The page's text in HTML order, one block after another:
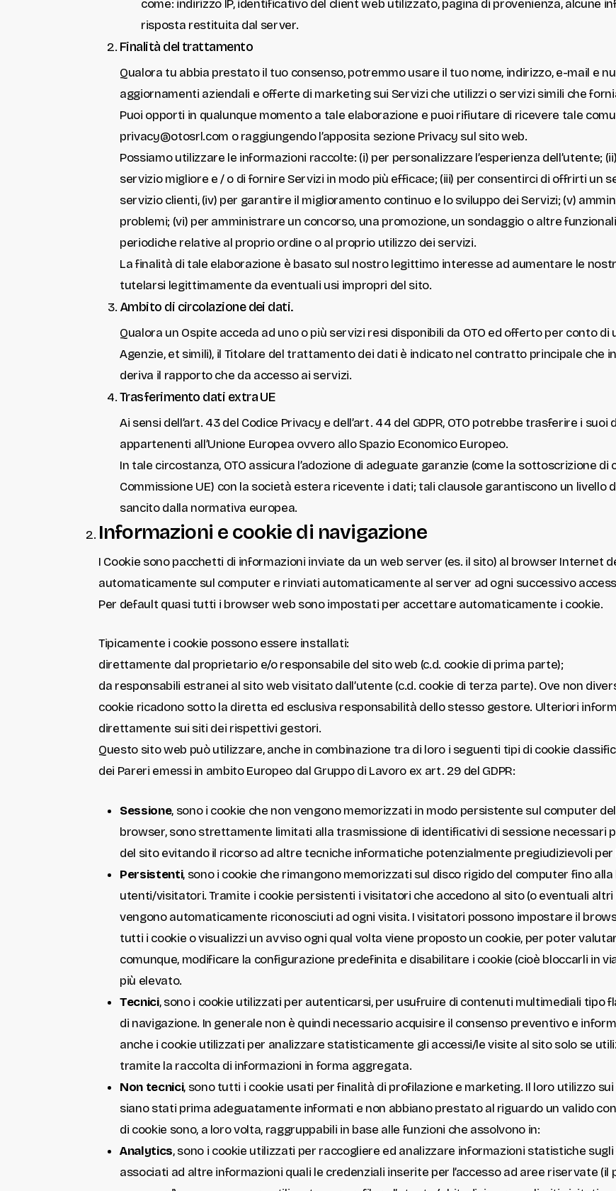
come: indirizzo IP, identificativo del client web utilizzato, pagina di provenienza, alcune
risposta restituita dal server.
Finalità del trattamento
Qualora tu abbia prestato il tuo consenso, potremmo usare il tuo nome, indirizzo, e-mail e
aggiornamenti aziendali e offerte di marketing sui Servizi che utilizzi o servizi simili che
Puoi opporti in qualunque momento a tale elaborazione e puoi rifiutare di ricevere tale
privacy@otosrl.com o raggiungendo l’apposita sezione Privacy sul sito web.
Possiamo utilizzare le informazioni raccolte: (i) per personalizzare l’esperienza dell’utente;
servizio migliore e / o di fornire Servizi in modo più efficace; (iii) per consentirci di offrirti un
servizio clienti, (iv) per garantire il miglioramento continuo e lo sviluppo dei Servizi; (v)
problemi; (vi) per amministrare un concorso, una promozione, un sondaggio o altre
periodiche relative al proprio ordine o al proprio utilizzo dei servizi.
La finalità di tale elaborazione è basato sul nostro legittimo interesse ad aumentare le
tutelarsi legittimamente da eventuali usi impropri del sito.
Ambito di circolazione dei dati.
Qualora un Ospite acceda ad uno o più servizi resi disponibili da OTO ed offerto per conto di
Agenzie, et simili), il Titolare del trattamento dei dati è indicato nel contratto principale che
deriva il rapporto che da accesso ai servizi.
Trasferimento dati extra UE
Ai sensi dell’art. 43 del Codice Privacy e dell’art. 44 del GDPR, OTO potrebbe trasferire i
appartenenti all’Unione Europea ovvero allo Spazio Economico Europeo.
In tale circostanza, OTO assicura l’adozione di adeguate garanzie (come la sottoscrizione
Commissione UE) con la società estera ricevente i dati; tali clausole garantiscono un
sancito dalla normativa europea.
Informazioni e cookie di navigazione
I Cookie sono pacchetti di informazioni inviate da un web server (es. il sito) al browser Internet
automaticamente sul computer e rinviati automaticamente al server ad ogni successivo
Per default quasi tutti i browser web sono impostati per accettare automaticamente i cookie.
Tipicamente i cookie possono essere installati:
direttamente dal proprietario e/o responsabile del sito web (c.d. cookie di prima parte);
da responsabili estranei al sito web visitato dall’utente (c.d. cookie di terza parte). Ove non
cookie ricadono sotto la diretta ed esclusiva responsabilità dello stesso gestore. Ulteriori
direttamente sui siti dei rispettivi gestori.
Questo sito web può utilizzare, anche in combinazione tra di loro i seguenti tipi di cookie
dei Pareri emessi in ambito Europeo dal Gruppo di Lavoro ex art. 29 del GDPR:
Sessione, sono i cookie che non vengono memorizzati in modo persistente sul computer
browser, sono strettamente limitati alla trasmissione di identificativi di sessione necessari
del sito evitando il ricorso ad altre tecniche informatiche potenzialmente pregiudizievoli
Persistenti, sono i cookie che rimangono memorizzati sul disco rigido del computer fino
utenti/visitatori. Tramite i cookie persistenti i visitatori che accedono al sito (o eventuali
vengono automaticamente riconosciuti ad ogni visita. I visitatori possono impostare il
tutti i cookie o visualizzi un avviso ogni qual volta viene proposto un cookie, per poter
comunque, modificare la configurazione predefinita e disabilitare i cookie (cioè bloccarli in
più elevato.
Tecnici, sono i cookie utilizzati per autenticarsi, per usufruire di contenuti multimediali tipo
di navigazione. In generale non è quindi necessario acquisire il consenso preventivo e
anche i cookie utilizzati per analizzare statisticamente gli accessi/le visite al sito solo se
tramite la raccolta di informazioni in forma aggregata.
Non tecnici, sono tutti i cookie usati per finalità di profilazione e marketing. Il loro utilizzo
siano stati prima adeguatamente informati e non abbiano prestato al riguardo un valido
di cookie sono, a loro volta, raggruppabili in base alle funzioni che assolvono in:
Analytics, sono i cookie utilizzati per raccogliere ed analizzare informazioni statistiche
associati ad altre informazioni quali le credenziali inserite per l’accesso ad aree riservate